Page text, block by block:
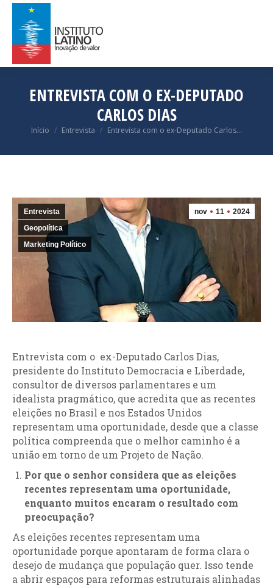
ENTREVISTA COM O EX-DEPUTADO
CARLOS DIAS
Você está aqui:
Início Entrevista Entrevista com o ex-Deputado Carlos…
nov 11 2024
Entrevista
Geopolítica
Marketing Político
Entrevista com o ex-Deputado Carlos Dias,
presidente do Instituto Democracia e Liberdade,
consultor de diversos parlamentares e um
idealista pragmático, que acredita que as recentes
eleições no Brasil e nos Estados Unidos
representam uma oportunidade, desde que a classe
política compreenda que o melhor caminho é a
união em torno de um Projeto de Nação.
Por que o senhor considera que as eleições
recentes representam uma oportunidade,
enquanto muitos encaram o resultado com
preocupação?
As eleições recentes representam uma
oportunidade porque apontaram de forma clara o
desejo de mudança que população quer. Isso tende
a abrir espaços para reformas estruturais alinhadas